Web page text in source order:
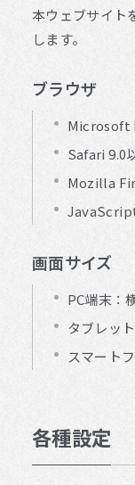
本ウェブサイト
します。
ブラウザ
Microsoft
Safari 9.0
Mozilla
画面サイズ
PC端末：
タブレッ
スマート
各種設定